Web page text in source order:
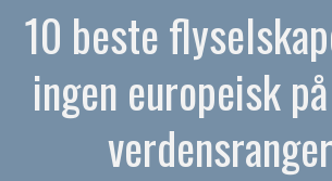
10 beste
ingen europeisk